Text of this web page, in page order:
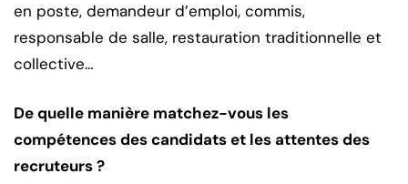
en poste, demandeur d’emploi, commis,
responsable de salle, restauration traditionnelle et
collective…
De quelle manière matchez-vous les
compétences des candidats et les attentes des
recruteurs ?